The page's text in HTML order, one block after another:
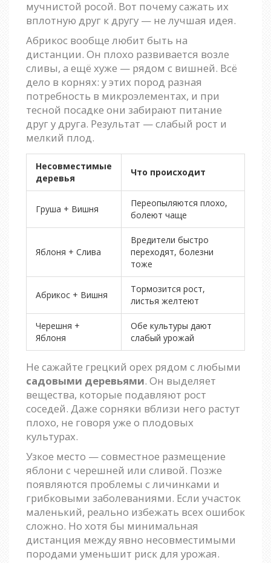
мучнистой росой. Вот почему сажать их
вплотную друг к другу — не лучшая идея.
Абрикос вообще любит быть на
дистанции. Он плохо развивается возле
сливы, а ещё хуже — рядом с вишней. Всё
дело в корнях: у этих пород разная
потребность в микроэлементах, и при
тесной посадке они забирают питание
друг у друга. Результат — слабый рост и
мелкий плод.
Несовместимые
деревья
Что происходит
Груша + Вишня
Переопыляются плохо,
болеют чаще
Яблоня + Слива
Вредители быстро
переходят, болезни
тоже
Абрикос + Вишня
Тормозится рост,
листья желтеют
Черешня +
Яблоня
Обе культуры дают
слабый урожай
Не сажайте грецкий орех рядом с любыми
садовыми деревьями. Он выделяет
вещества, которые подавляют рост
соседей. Даже сорняки вблизи него растут
плохо, не говоря уже о плодовых
культурах.
Узкое место — совместное размещение
яблони с черешней или сливой. Позже
появляются проблемы с личинками и
грибковыми заболеваниями. Если участок
маленький, реально избежать всех ошибок
сложно. Но хотя бы минимальная
дистанция между явно несовместимыми
породами уменьшит риск для урожая.